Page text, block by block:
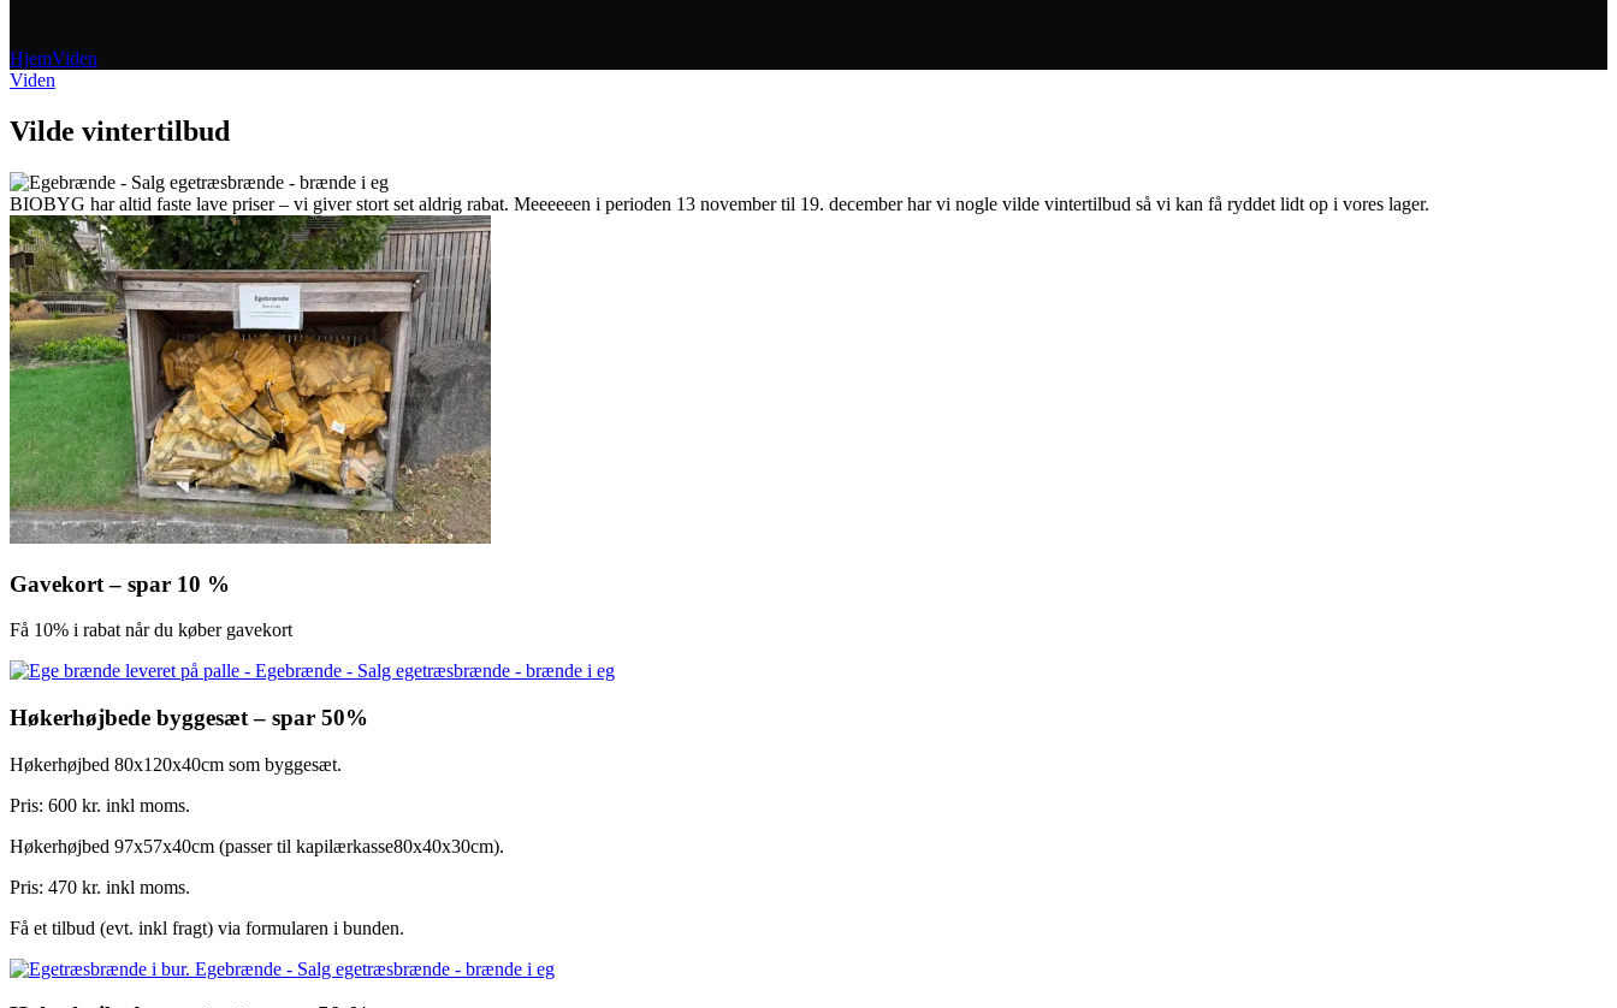
HjemViden
Viden
Vilde vintertilbud
BIOBYG har altid faste lave priser – vi giver stort set aldrig rabat. Meeeeeen i perioden 13 november til 19. december har vi nogle vilde vintertilbud så vi kan få ryddet lidt op i vores lager.
Gavekort – spar 10 %
Få 10% i rabat når du køber gavekort
Høkerhøjbede byggesæt – spar 50%
Høkerhøjbed 80x120x40cm som byggesæt.
Pris: 600 kr. inkl moms.
Høkerhøjbed 97x57x40cm (passer til kapilærkasse80x40x30cm).
Pris: 470 kr. inkl moms.
Få et tilbud (evt. inkl fragt) via formularen i bunden.